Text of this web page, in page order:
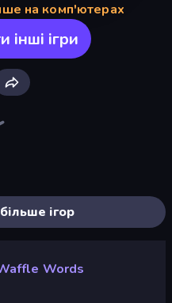
на комп'ютерах
інші ігри
ігор
Words